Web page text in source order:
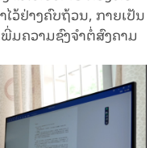
ວ້ຢ່າງຄົບຖ້ວນ, ກາຍເປັນ
ຄວາມຊົງຈຳຕໍ່ສົງຄາມ